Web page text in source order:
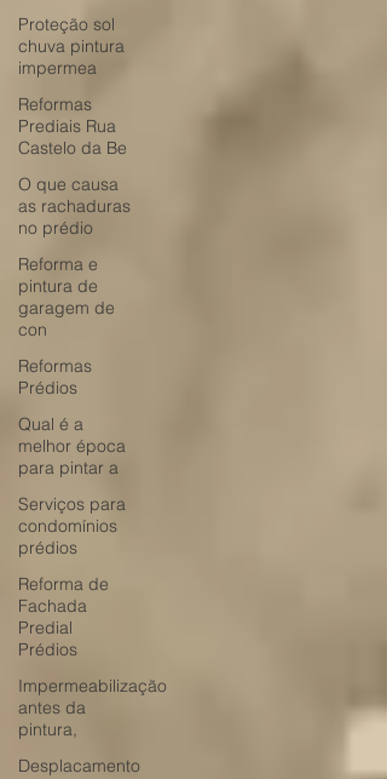
Proteção sol
chuva pintura
impermea
Reformas
Prediais Rua
Castelo da Be
O que causa
as rachaduras
no prédio
Reforma e
pintura de
garagem de
con
Reformas
Prédios
Qual é a
melhor época
para pintar a
Serviços para
condomínios
prédios
Reforma de
Fachada
Predial
Prédios
Impermeabilização
antes da
pintura,
Desplacamento